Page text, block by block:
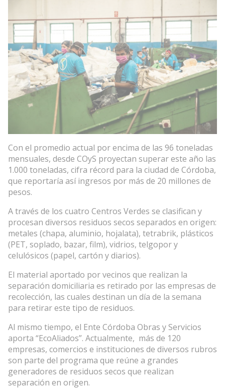
Con el promedio actual por encima de las 96 toneladas
mensuales, desde COyS proyectan superar este año las
1.000 toneladas, cifra récord para la ciudad de Córdoba,
que reportaría así ingresos por más de 20 millones de
pesos.
A través de los cuatro Centros Verdes se clasifican y
procesan diversos residuos secos separados en origen:
metales (chapa, aluminio, hojalata), tetrabrik, plásticos
(PET, soplado, bazar, film), vidrios, telgopor y
celulósicos (papel, cartón y diarios).
El material aportado por vecinos que realizan la
separación domiciliaria es retirado por las empresas de
recolección, las cuales destinan un día de la semana
para retirar este tipo de residuos.
Al mismo tiempo, el Ente Córdoba Obras y Servicios
aporta “EcoAliados”. Actualmente, más de 120
empresas, comercios e instituciones de diversos rubros
son parte del programa que reúne a grandes
generadores de residuos secos que realizan
separación en origen.